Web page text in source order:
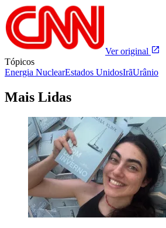
Ver original
Tópicos
Energia NuclearEstados UnidosIrãUrânio
Mais Lidas